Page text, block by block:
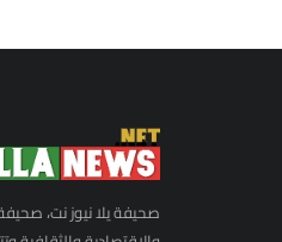
صحيفة يلا نيوز نت،